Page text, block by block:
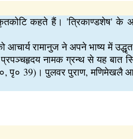
कहते हैं। 'त्रिकाण्डशेष' के
आचार्य रामानुज ने अपने भाष्य में
नामक ग्रन्थ से यह बात
पृ० 39)। पुलवर पुराण, मणिमेखलै